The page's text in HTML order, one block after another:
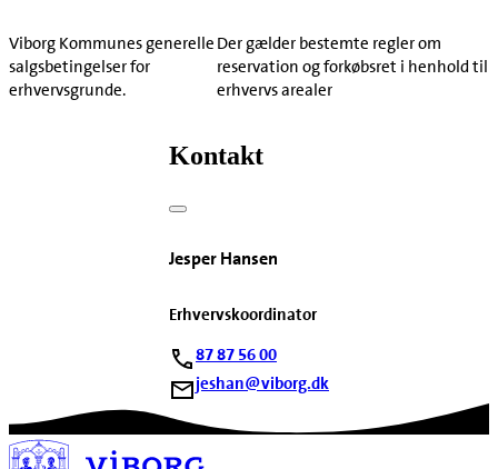
Viborg Kommunes generelle
salgsbetingelser for
erhvervsgrunde.
Der gælder bestemte regler om
reservation og forkøbsret i henhold til
erhvervs arealer
Kontakt
Jesper Hansen
Erhvervskoordinator
87 87 56 00
jeshan@viborg.dk